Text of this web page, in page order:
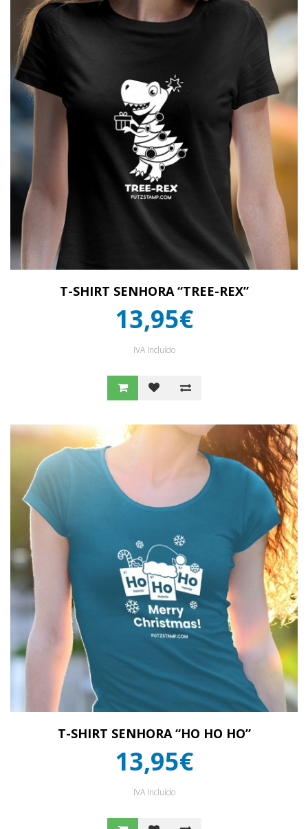
T-SHIRT SENHORA “TREE-REX”
13,95€
IVA Incluído
T-SHIRT SENHORA “HO HO HO”
13,95€
IVA Incluído